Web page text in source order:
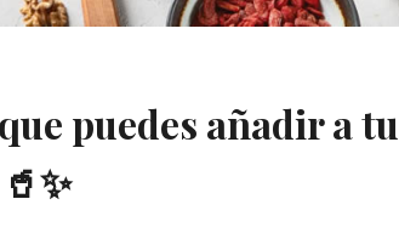
puedes añadir a